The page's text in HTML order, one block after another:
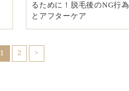
るために！脱毛後のNG行為
とアフターケア
1 2